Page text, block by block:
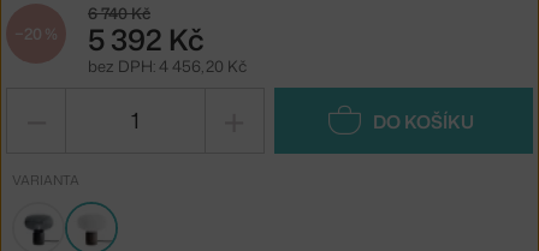
−20 %
6 740 Kč
5 392 Kč
bez DPH: 4 456,20 Kč
DO KOŠÍKU
VARIANTA